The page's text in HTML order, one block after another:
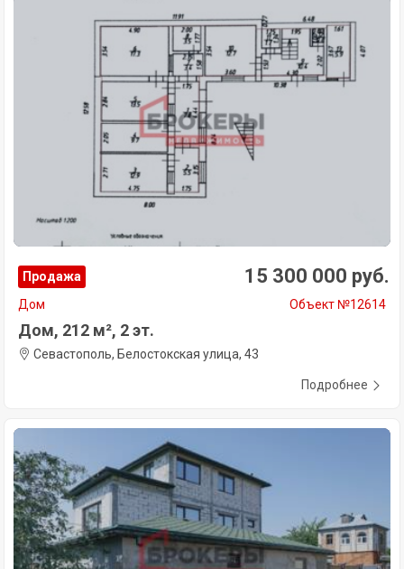
Продажа 15 300 000 руб.
Дом Объект №12614
Дом, 212 м², 2 эт.
Севастополь, Белостокская улица, 43
Подробнее